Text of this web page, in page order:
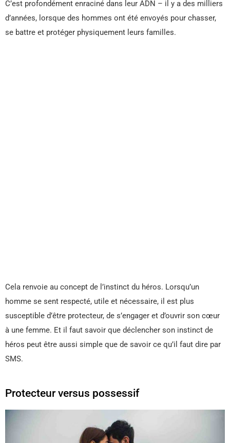
C’est profondément enraciné dans leur ADN – il y a des milliers
d’années, lorsque des hommes ont été envoyés pour chasser,
se battre et protéger physiquement leurs familles.
Cela renvoie au concept de l’instinct du héros. Lorsqu’un
homme se sent respecté, utile et nécessaire, il est plus
susceptible d’être protecteur, de s’engager et d’ouvrir son cœur
à une femme. Et il faut savoir que déclencher son instinct de
héros peut être aussi simple que de savoir ce qu’il faut dire par
SMS.
Protecteur versus possessif